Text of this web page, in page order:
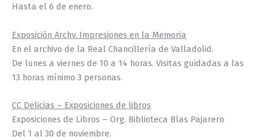
Hasta el 6 de enero.
Exposición Archv. Impresiones en la Memoria
En el archivo de la Real Chancillería de Valladolid.
De lunes a viernes de 10 a 14 horas. Visitas guidadas a las
13 horas mínimo 3 personas.
CC Delicias – Exposiciones de libros
Exposiciones de Libros – Org. Biblioteca Blas Pajarero
Del 1 al 30 de noviembre.